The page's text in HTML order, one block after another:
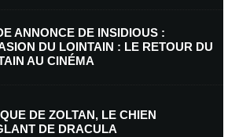
mon e-mail et mon site dans le navigateur pour
nouveaux commentaires par e-mail.
ANNONCE DE INSIDIOUS :
DU LOINTAIN : LE RETOUR DU
AU CINÉMA
DE ZOLTAN, LE CHIEN
DE DRACULA